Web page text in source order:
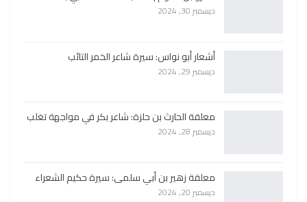
ديسمبر 30, 2024
أشعار أبو نواس: سيرة شاعر الخمر التائب
ديسمبر 29, 2024
معلقة الحارث بن حلزة: شاعر بكر في مواجهة تغلب
ديسمبر 28, 2024
معلقة زهير بن أبي سلمى: سيرة حكيم الشعراء
ديسمبر 20, 2024